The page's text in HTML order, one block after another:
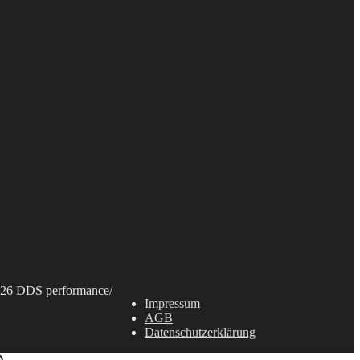
DDS performance/
Impressum
AGB
Datenschutzerklärung